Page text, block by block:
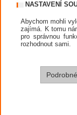
NASTAVENÍ
Abychom mohli
zajímá. K tomu
pro správnou
rozhodnout sami.